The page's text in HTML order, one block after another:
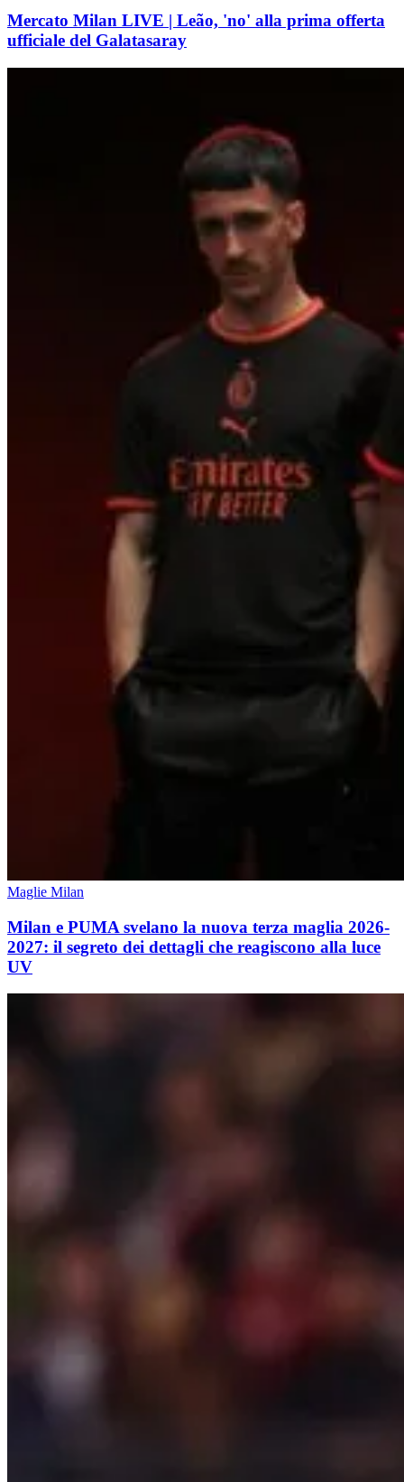
Mercato Milan LIVE | Leão, 'no' alla prima offerta
ufficiale del Galatasaray
Maglie Milan
Milan e PUMA svelano la nuova terza maglia 2026-
2027: il segreto dei dettagli che reagiscono alla luce
UV